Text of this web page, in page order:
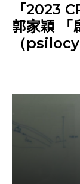
「2023
郭家穎 「
（